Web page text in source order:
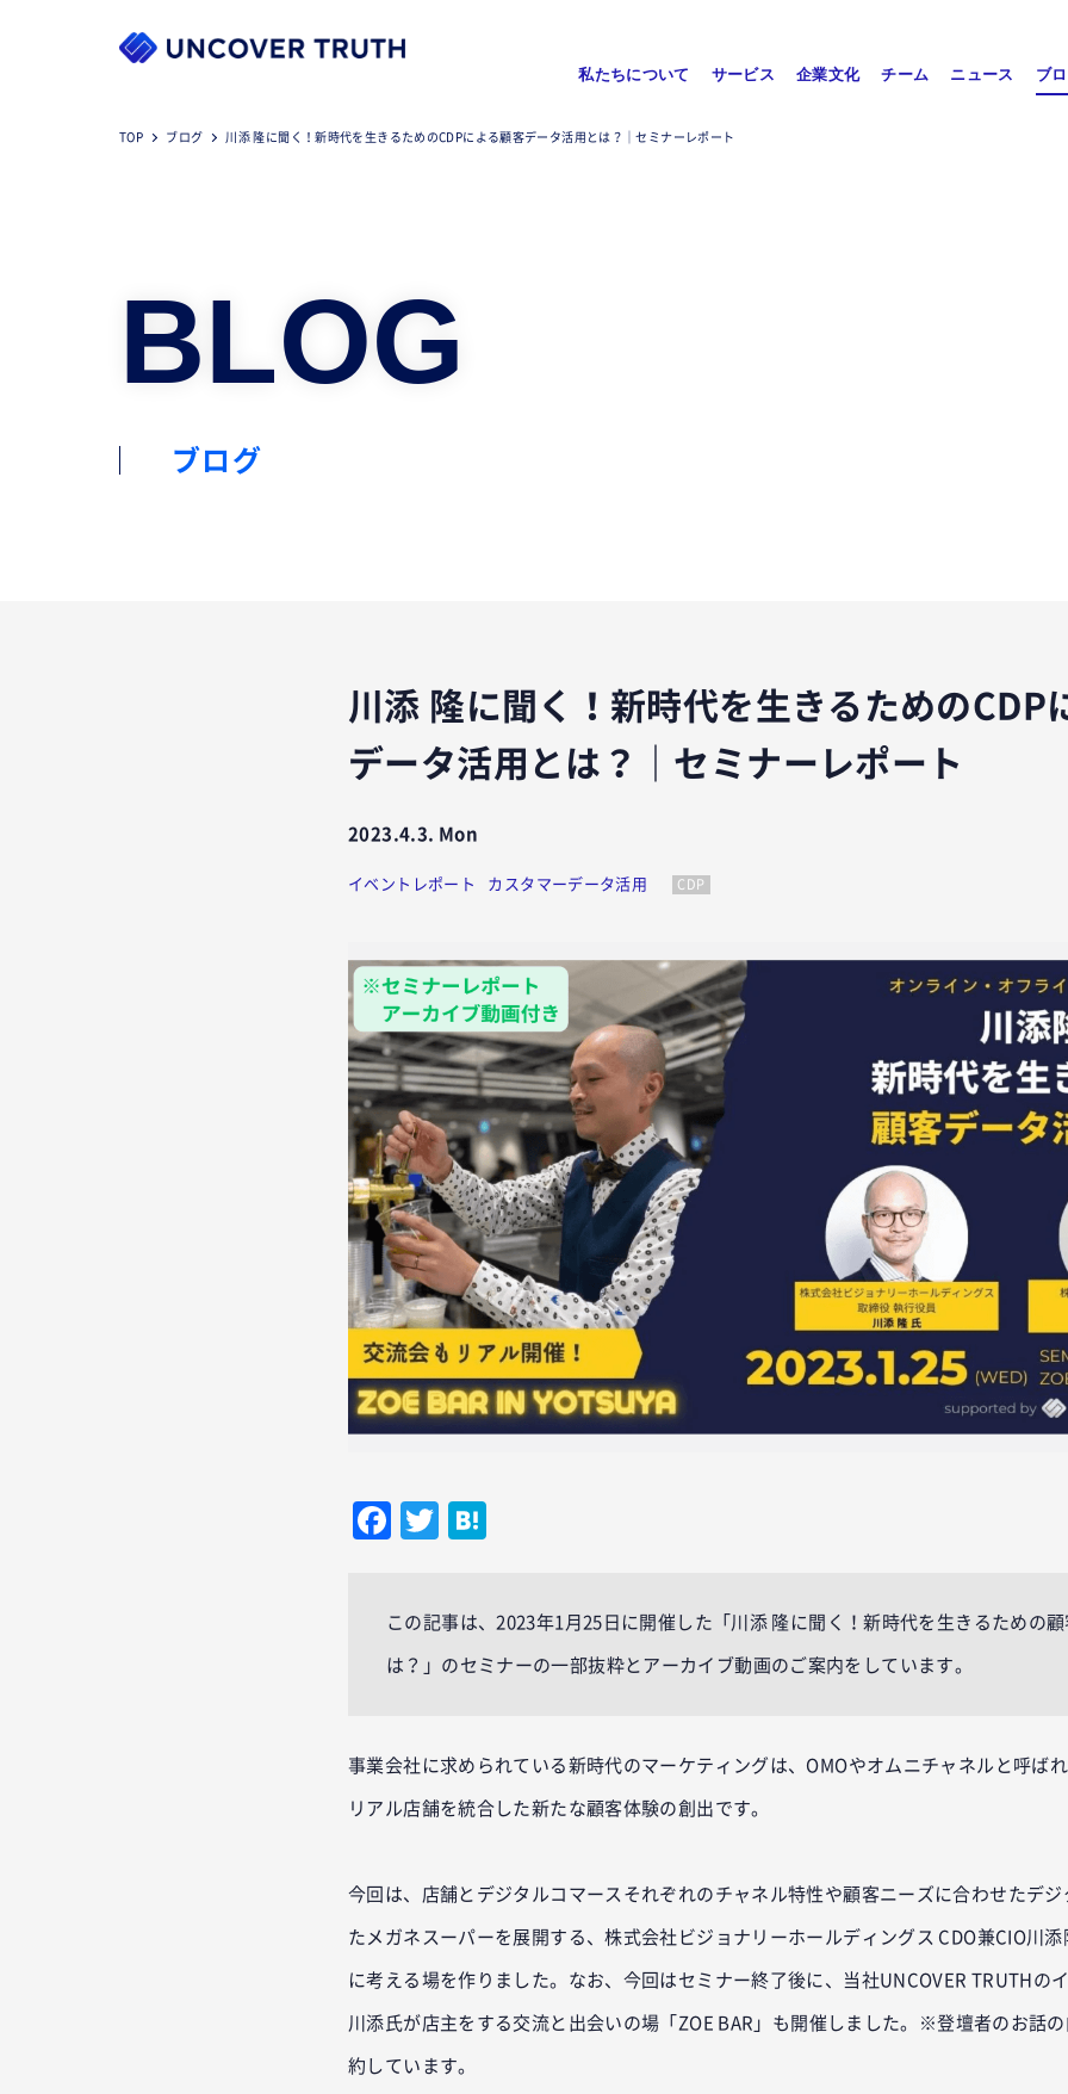
私たちについて サービス 企業文化 チーム ニュース ブ
TOP ブログ 川添 隆に聞く！新時代を生きるためのCDPによる顧客データ活用とは？｜セミナーレポート
BLOG
ブログ
川添 隆に聞く！新時代を生きるためのCDP
データ活用とは？｜セミナーレポート
2023.4.3. Mon
イベントレポート カスタマーデータ活用 CDP
Facebook
Twitter
この記事は、2023年1月25日に開催した「川添 隆に聞く！新時代を生きるための
は？」のセミナーの一部抜粋とアーカイブ動画のご案内をしています。
事業会社に求められている新時代のマーケティングは、OMOやオムニチャネルと呼ば
リアル店舗を統合した新たな顧客体験の創出です。
今回は、店舗とデジタルコマースそれぞれのチャネル特性や顧客ニーズに合わせたデ
たメガネスーパーを展開する、株式会社ビジョナリーホールディングス CDO兼CIO川
に考える場を作りました。なお、今回はセミナー終了後に、当社UNCOVER TRUTHの
川添氏が店主をする交流と出会いの場「ZOE BAR」も開催しました。※登壇者のお話
約しています。